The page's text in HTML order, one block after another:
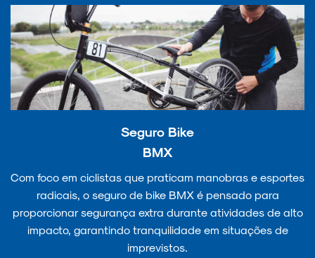
Seguro Bike
BMX
Com foco em ciclistas que praticam manobras e esportes
radicais, o seguro de bike BMX é pensado para
proporcionar segurança extra durante atividades de alto
impacto, garantindo tranquilidade em situações de
imprevistos.